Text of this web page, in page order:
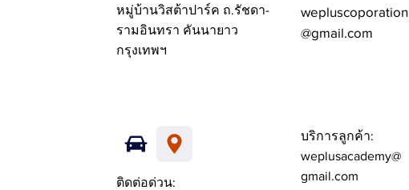
หมู่บ้านวิสต้าปาร์ค ถ.รัชดา-
รามอินทรา คันนายาว
กรุงเทพฯ
ติดต่อด่วน:
wepluscoporation
@gmail.com
บริการลูกค้า:
weplusacademy@
gmail.com